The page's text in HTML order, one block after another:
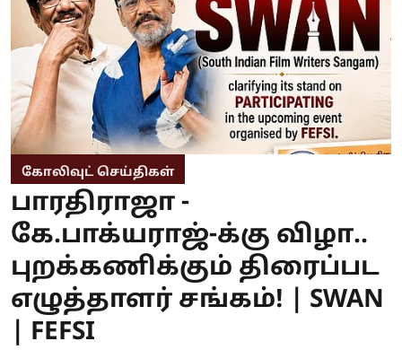
கோலிவுட் செய்திகள்
பாரதிராஜா -
கே.பாக்யராஜ்-க்கு விழா..
புறக்கணிக்கும் திரைப்பட
எழுத்தாளர் சங்கம்! | SWAN
| FEFSI